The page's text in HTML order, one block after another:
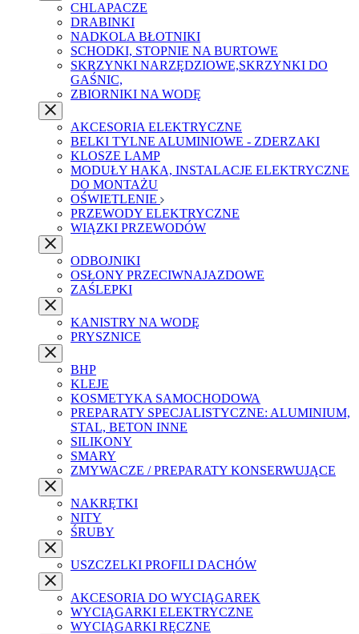
CHLAPACZE
DRABINKI
NADKOLA BŁOTNIKI
SCHODKI, STOPNIE NA BURTOWE
SKRZYNKI NARZĘDZIOWE,SKRZYNKI DO
GAŚNIC,
ZBIORNIKI NA WODĘ
AKCESORIA ELEKTRYCZNE
BELKI TYLNE ALUMINIOWE - ZDERZAKI
KLOSZE LAMP
MODUŁY HAKA, INSTALACJE ELEKTRYCZNE
DO MONTAŻU
OŚWIETLENIE
PRZEWODY ELEKTRYCZNE
WIĄZKI PRZEWODÓW
ODBOJNIKI
OSŁONY PRZECIWNAJAZDOWE
ZAŚLEPKI
KANISTRY NA WODĘ
PRYSZNICE
BHP
KLEJE
KOSMETYKA SAMOCHODOWA
PREPARATY SPECJALISTYCZNE: ALUMINIUM,
STAL, BETON INNE
SILIKONY
SMARY
ZMYWACZE / PREPARATY KONSERWUJĄCE
NAKRĘTKI
NITY
ŚRUBY
USZCZELKI PROFILI DACHÓW
AKCESORIA DO WYCIĄGAREK
WYCIĄGARKI ELEKTRYCZNE
WYCIĄGARKI RĘCZNE